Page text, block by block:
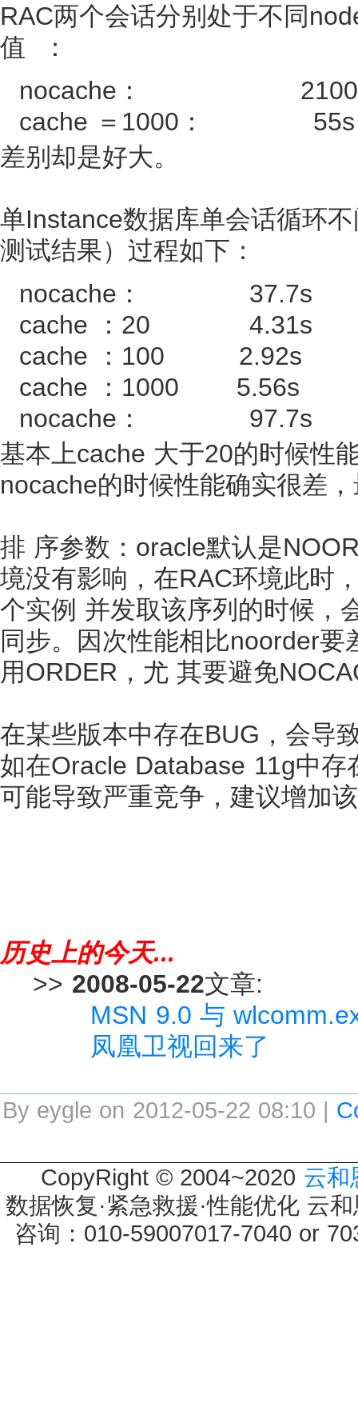
RAC两个会话分别处于不同
值 ：
nocache：
cache ＝1000： 55s
差别却是好大。
单Instance数据库单会话循环
测试结果）过程如下：
nocache：
cache ：20 4.31s
cache ：100 2.92s
cache ：1000 5.56s
nocache： 97.7s
基本上cache 大于20的时候性
nocache的时候性能确实很差
排 序参数：oracle默认是
境没有影响，在RAC环境此时
个实例 并发取该序列的时候，
同步。因次性能相比noorder
用ORDER，尤 其要避免
在某些版本中存在BUG，会导
如在Oracle Database 11g中
可能导致严重竞争，建议增加
历史上的今天...
>> 2008-05-22文章:
MSN 9.0 与
凤凰卫视回来了
By eygle on 2012-05-22 08:10 |
CopyRight © 2004~2020 云和
数据恢复·紧急救援·性能优化 云
咨询：010-59007017-7040 or